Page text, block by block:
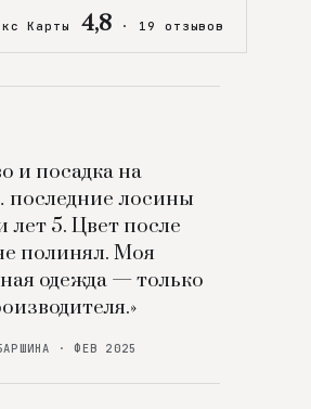
Карты 4,8 · 19 отзывов
и посадка на
последние лосины
5. Цвет после
полинял. Моя
одежда — только
· ФЕВ 2025